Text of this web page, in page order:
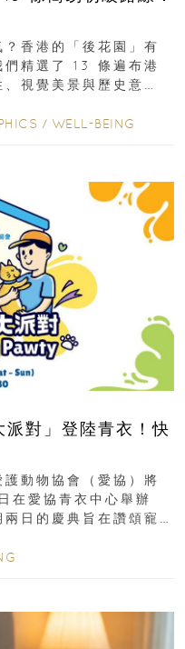
香港的「後花園」有
們精選了 13 條遍布港
視覺美景與歷史意
/ WELL-BEING
對」登陸青衣！快
動物協會（愛協）將
愛協青衣中心舉辦
兩日的慶典旨在讚頌寵